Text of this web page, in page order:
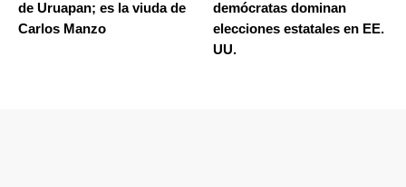
de Uruapan; es la viuda de
Carlos Manzo
demócratas dominan
elecciones estatales en EE.
UU.